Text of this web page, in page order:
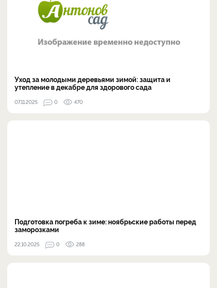
Уход за молодыми деревьями зимой: защита и
утепление в декабре для здорового сада
07.11.2025 0 470
Подготовка погреба к зиме: ноябрьские работы перед
заморозками
22.10.2025 0 288